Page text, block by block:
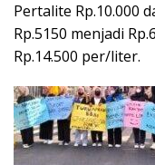
Pertalite Rp.10.000
Rp.5150 menjadi
Rp.14.500 per/liter.